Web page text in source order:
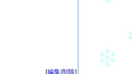
[編集|削除]